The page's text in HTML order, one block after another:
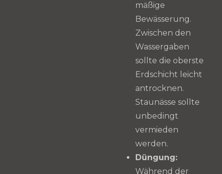
mäßige
Bewässerung.
Zwischen den
Wassergaben
sollte die oberste
Erdschicht leicht
antrocknen.
Staunässe sollte
unbedingt
vermieden
werden.
Düngung:
Während der